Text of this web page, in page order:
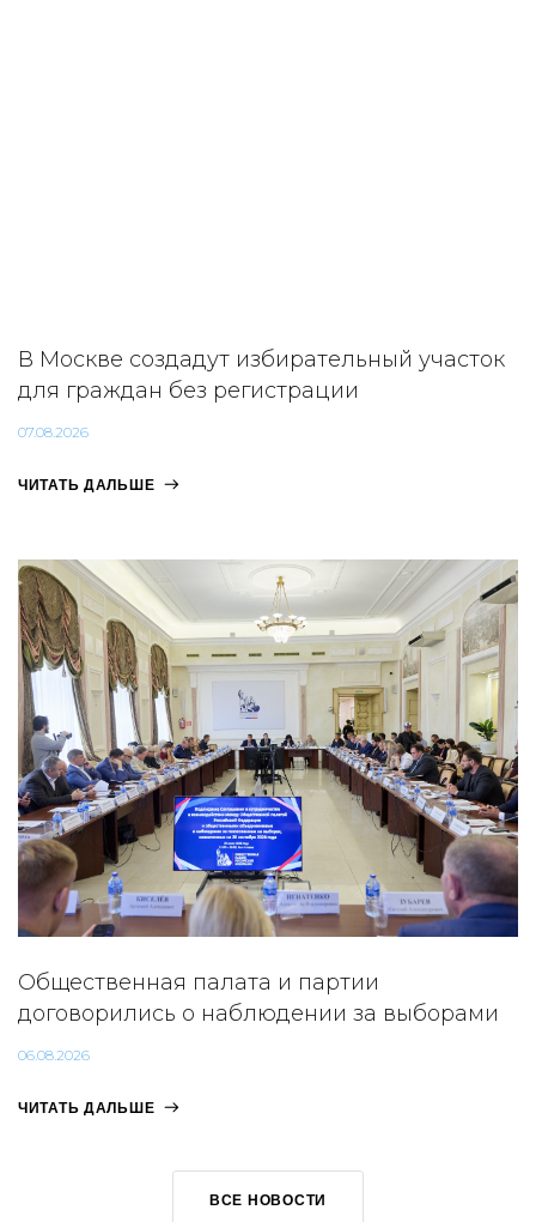
В Москве создадут избирательный участок
для граждан без регистрации
07.08.2026
ЧИТАТЬ ДАЛЬШЕ
Общественная палата и партии
договорились о наблюдении за выборами
06.08.2026
ЧИТАТЬ ДАЛЬШЕ
ВСЕ НОВОСТИ